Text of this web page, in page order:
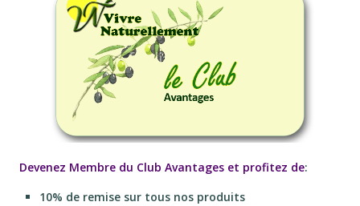
Devenez Membre du Club Avantages et profitez de:
10% de remise sur tous nos produits